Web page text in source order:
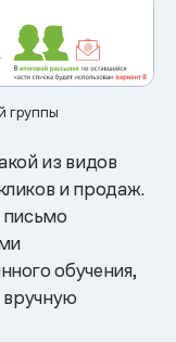
группы
из видов
и продаж.
обучения,